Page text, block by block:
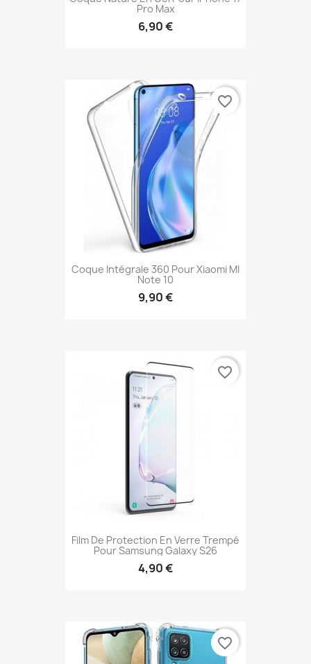
Pro Max
6,90 €
Coque Intégrale 360 Pour Xiaomi MI
Note 10
9,90 €
favorite_border
Film De Protection En Verre Trempé
Pour Samsung Galaxy S26
4,90 €
favorite_border
favorite_border